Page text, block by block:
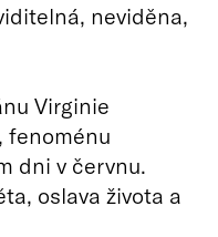
neviděna,
Virginie
fenoménu
dni v červnu.
oslava života a